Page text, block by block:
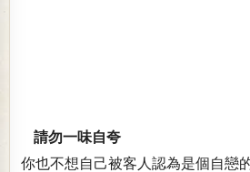
請勿一味自夸
你也不想自己被客人認為是個自戀